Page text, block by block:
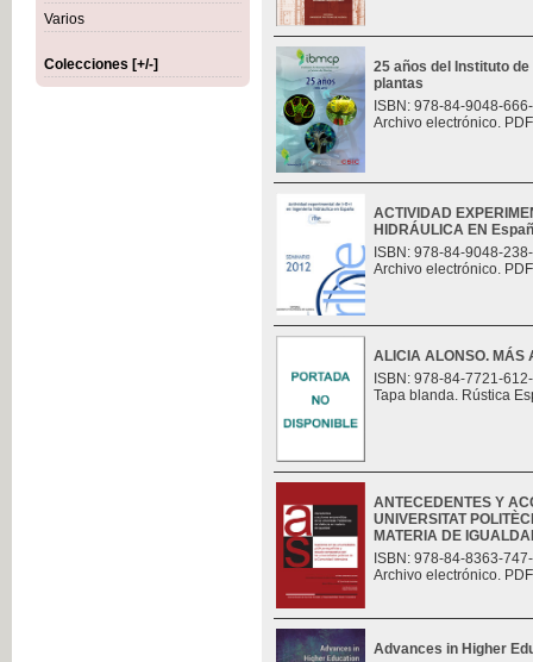
Varios
Colecciones [+/-]
25 años del Instituto
plantas
ISBN: 978-84-9048-
Archivo electrónico.
ACTIVIDAD
HIDRÁULICA EN
ISBN: 978-84-9048-
Archivo electrónico.
ALICIA ALONSO. MÁS
ISBN: 978-84-7721-
Tapa blanda. Rústica
ANTECEDENTES Y
UNIVERSITAT
MATERIA DE
ISBN: 978-84-8363-
Archivo electrónico.
Advances in Higher